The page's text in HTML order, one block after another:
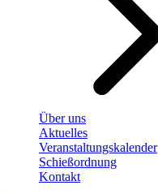
Über uns
Aktuelles
Veranstaltungskalender
Schießordnung
Kontakt